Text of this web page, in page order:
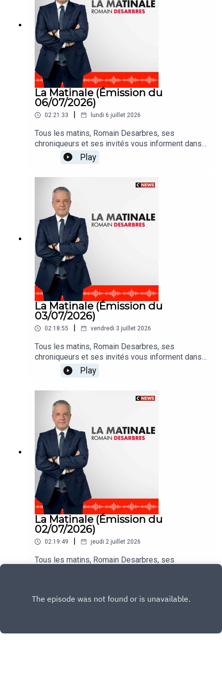
La Matinale (Émission du
06/07/2026)
02:21:33 lundi 6 juillet 2026
Tous les matins, Romain Desarbres, ses
chroniqueurs et ses invités vous informent dans
#LaMatinale
Play
La Matinale (Émission du
03/07/2026)
02:18:55 vendredi 3 juillet 2026
Tous les matins, Romain Desarbres, ses
chroniqueurs et ses invités vous informent dans
#LaMatinale
Play
La Matinale (Émission du
02/07/2026)
02:19:49 jeudi 2 juillet 2026
Tous les matins, Romain Desarbres, ses